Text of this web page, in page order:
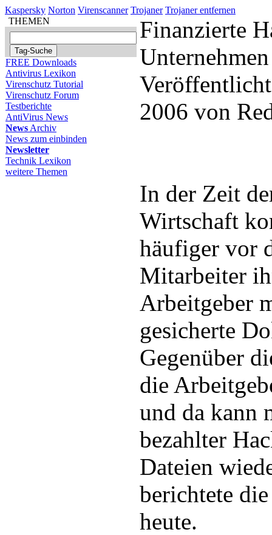
Kaspersky Norton Virenscanner Trojaner Trojaner entfernen
THEMEN
FREE Downloads
Antivirus Lexikon
Virenschutz Tutorial
Virenschutz Forum
Testberichte
AntiVirus News
News Archiv
News zum einbinden
Newsletter
Technik Lexikon
weitere Themen
Finanzierte
Unternehmen
2006 von
In der Zeit
Wirtschaft
häufiger vor
Mitarbeiter
Arbeitgeber
gesicherte
Gegenüber
die
und da kann
bezahlter
Dateien
berichtete
heute.